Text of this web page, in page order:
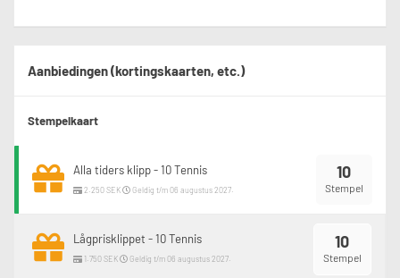
Aanbiedingen (kortingskaarten, etc.)
Stempelkaart
10
Stempel
Alla tiders klipp - 10 Tennis
2.250 SEK Geldig t/m 06 augustus 2027.
10
Stempel
Lågprisklippet - 10 Tennis
1.750 SEK Geldig t/m 06 augustus 2027.